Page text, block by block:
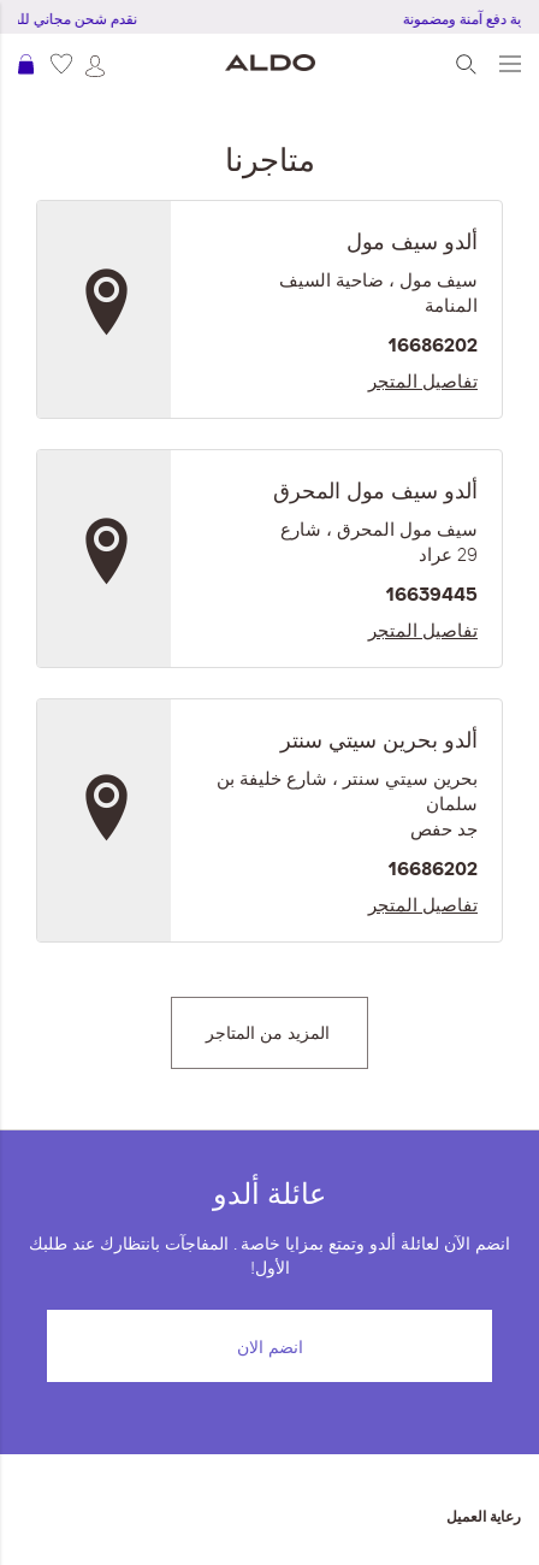
نقدم شحن مجاني للطلبات بقمية تجربة دفع آمنة ومضمونة
ملابس العمل
Leather Collection
إصدار السفر و الرحلات
متاجرنا
ألدو سيف مول
سيف مول ، ضاحية السيف
المنامة
16686202
تفاصيل المتجر
ألدو سيف مول المحرق
سيف مول المحرق ، شارع
29 عراد
16639445
تفاصيل المتجر
ألدو بحرين سيتي سنتر
بحرين سيتي سنتر ، شارع خليفة بن
سلمان
جد حفص
16686202
تفاصيل المتجر
عائلة ألدو
انضم الآن لعائلة ألدو وتمتع بمزايا خاصة . المفاجآت بانتظارك عند طلبك
الأول!
انضم الان
رعاية العميل